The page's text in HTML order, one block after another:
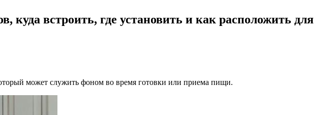
встроить, где установить и как расположить для
может служить фоном во время готовки или приема пищи.